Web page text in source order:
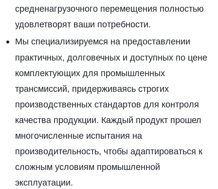
средненагрузочного перемещения полностью
удовлетворят ваши потребности.
Мы специализируемся на предоставлении
практичных, долговечных и доступных по цене
комплектующих для промышленных
трансмиссий, придерживаясь строгих
производственных стандартов для контроля
качества продукции. Каждый продукт прошел
многочисленные испытания на
производительность, чтобы адаптироваться к
сложным условиям промышленной
эксплуатации.